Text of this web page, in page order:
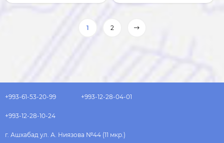
1 2
+993-61-53-20-99 +993-12-28-04-01
+993-12-28-10-24
г. Ашхабад ул. А. Ниязова №44 (11 мкр.)